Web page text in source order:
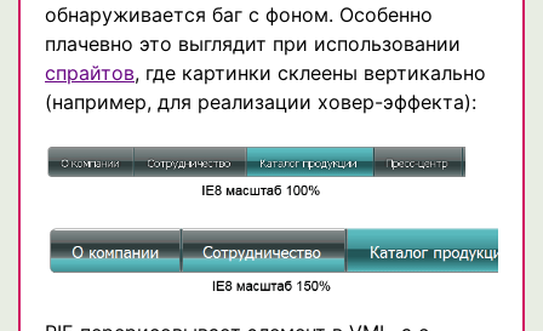
обнаруживается баг с фоном. Особенно
плачевно это выглядит при использовании
спрайтов, где картинки склеены вертикально
(например, для реализации ховер-эффекта):